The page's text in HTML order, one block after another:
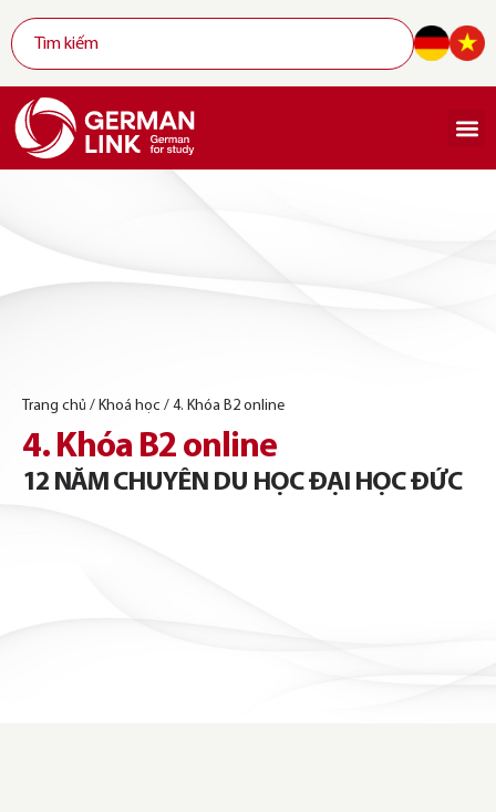
Trang chủ / Khoá học / 4. Khóa B2 online
4. Khóa B2 online
12 NĂM CHUYÊN DU HỌC ĐẠI HỌC ĐỨC